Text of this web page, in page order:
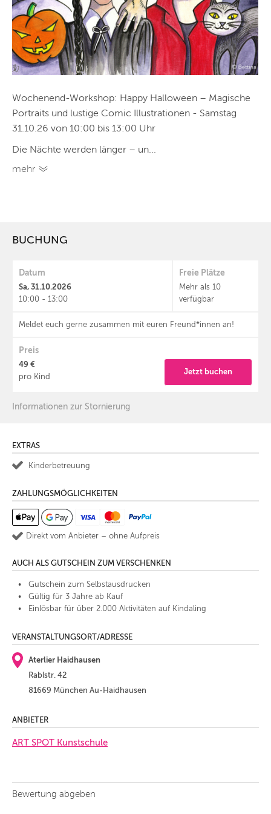
Wochenend-Workshop: Happy Halloween – Magische
Portraits und lustige Comic Illustrationen - Samstag
31.10.26 von 10:00 bis 13:00 Uhr
Die Nächte werden länger – un...
mehr
BUCHUNG
Datum
Sa, 31.10.2026
10:00 - 13:00
Meldet euch gerne zusammen mit euren Freund*innen an!
Freie Plätze
Mehr als 10
verfügbar
Preis
49 €
pro Kind
Jetzt buchen
Informationen zur Stornierung
EXTRAS
Kinderbetreuung
ZAHLUNGSMÖGLICHKEITEN
Direkt vom Anbieter – ohne Aufpreis
AUCH ALS GUTSCHEIN ZUM VERSCHENKEN
Gutschein zum Selbstausdrucken
Gültig für 3 Jahre ab Kauf
Einlösbar für über 2.000 Aktivitäten auf Kindaling
VERANSTALTUNGSORT/ADRESSE
Aterlier Haidhausen
Rablstr. 42
81669 München Au-Haidhausen
ANBIETER
ART SPOT Kunstschule
Bewertung abgeben